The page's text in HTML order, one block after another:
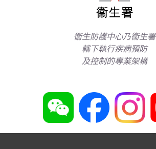
衞生防護中心乃衞生署
轄下執行疾病預防
及控制的專業架構